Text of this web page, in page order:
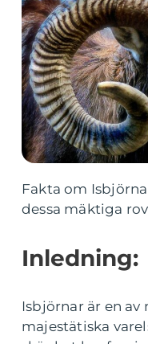
Fakta om
dessa mäktiga
Inledning:
Isbjörnar är en av
majestätiska